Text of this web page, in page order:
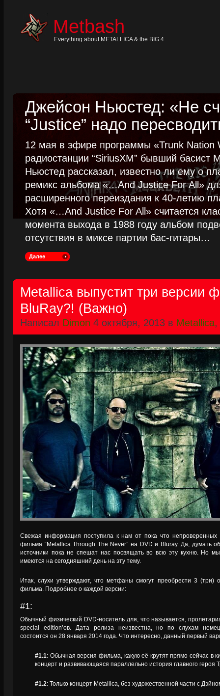
Metbash
Everything about METALLICA & the BIG 4
Джейсон Ньюстед: «Не
“Justice” надо
12 мая в эфире программы «Trunk Nation
радиостанции “SiriusXM” бывший басист
Ньюстед рассказал, известно ли ему о
ремикс альбома «…And Justice For All»
расширенного переиздания к 40-летию
Хотя «…And Justice For All» считается
момента выхода в 1988 году альбом
отсутствия в миксе партии бас-гитары…
Далее
Metallica выпустит три версии
BluRay?! (Важно)
Написал Dimon 4 октября, 2013 в Metallica,
Свежая информация поступила к нам от пока что непроверенных
фильма “Metallica Through The Never” на DVD и Bluray. Да, думать
источники пока не спешат нас посвящать во всю эту кухню. Но
имеются на сегодняшний день на эту тему.
Итак, слухи утверждают, что метфаны смогут преобрести 3 (три)
фильма. Подробнее о каждой версии:
#1:
Обычный физический DVD-носитель для, что называется,
special edition’ов. Дата релиза неизвестна, но по слухам
состоится он 28 января 2014 года. Что интересно, данный первый
#1.1: Обычная версия фильма, какую её крутят прямо сейчас в
концерт и развивающаяся параллельно история главного героя
#1.2: Только концерт Metallica, без художественной части с